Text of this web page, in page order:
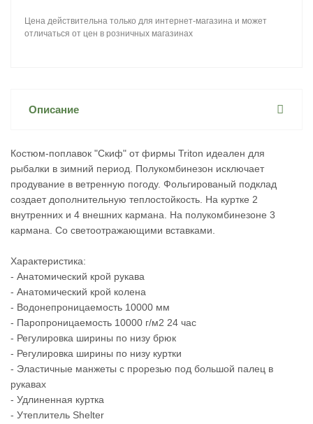
Цена действительна только для интернет-магазина и может
отличаться от цен в розничных магазинах
Описание
Костюм-поплавок "Скиф" от фирмы Triton идеален для
рыбалки в зимний период. Полукомбинезон исключает
продувание в ветренную погоду. Фольгированый подклад
создает дополнительную теплостойкость. На куртке 2
внутренних и 4 внешних кармана. На полукомбинезоне 3
кармана. Со светоотражающими вставками.
Характеристика:
- Анатомический крой рукава
- Анатомический крой колена
- Водонепроницаемость 10000 мм
- Паропроницаемость 10000 г/м2 24 час
- Регулировка ширины по низу брюк
- Регулировка ширины по низу куртки
- Эластичные манжеты с прорезью под большой палец в
рукавах
- Удлиненная куртка
- Утеплитель Shelter